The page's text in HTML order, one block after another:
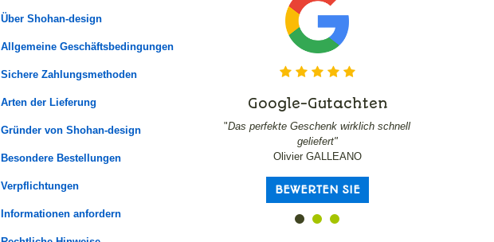
Über Shohan-design
Allgemeine Geschäftsbedingungen
Sichere Zahlungsmethoden
Arten der Lieferung
Gründer von Shohan-design
Besondere Bestellungen
Verpflichtungen
Informationen anfordern
Google-Gutachten
"Das perfekte Geschenk wirklich schnell
geliefert"
Olivier GALLEANO
BEWERTEN SIE